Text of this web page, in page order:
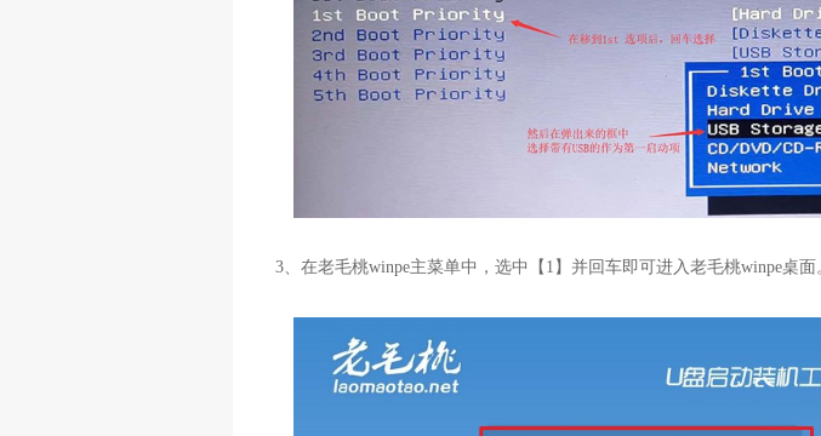
3、在老毛桃winpe主菜单中，选中【1】并回车即可进入老毛桃winpe桌面